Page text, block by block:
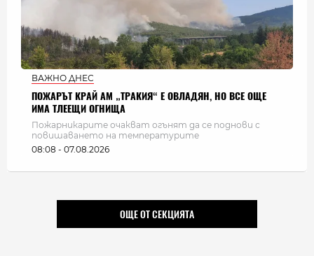
ВАЖНО ДНЕС
ПОЖАРЪТ КРАЙ АМ „ТРАКИЯ“ Е ОВЛАДЯН, НО ВСЕ ОЩЕ
ИМА ТЛЕЕЩИ ОГНИЩА
Пожарникарите очакват огънят да се поднови с
повишаването на температурите
08:08 - 07.08.2026
ОЩЕ ОТ СЕКЦИЯТА